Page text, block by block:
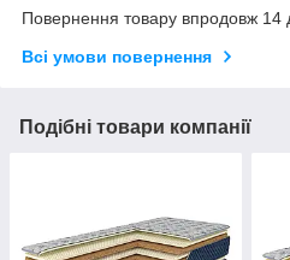
Повернення товару впродовж 14
Всі умови повернення
Подібні товари компанії